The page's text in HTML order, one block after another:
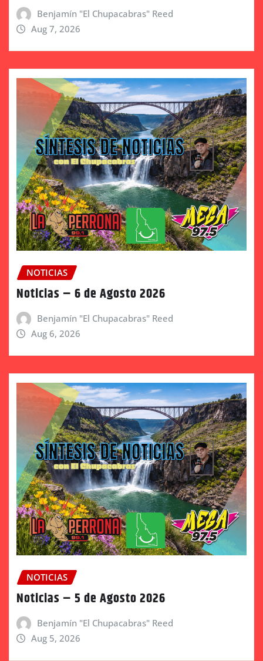
Benjamín "El Chupacabras" Reed
Aug 7, 2026
NOTICIAS
Noticias – 6 de Agosto 2026
Benjamín "El Chupacabras" Reed
Aug 6, 2026
NOTICIAS
Noticias – 5 de Agosto 2026
Benjamín "El Chupacabras" Reed
Aug 5, 2026